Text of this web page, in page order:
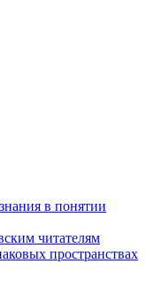
в понятии
читателям
пространствах